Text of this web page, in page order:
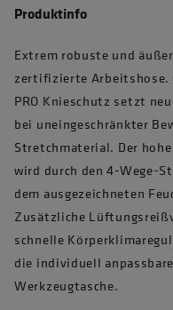
Produktinfo
Extrem robuste und
zertifizierte Arbeitshose.
PRO Knieschutz setzt
bei uneingeschränkter
Stretchmaterial. Der
wird durch den 4-Wege-
dem ausgezeichneten
Zusätzliche
schnelle
die individuell
Werkzeugtasche.